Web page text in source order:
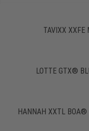
TAVIXX XXFE
LOTTE GTX®
HANNAH XXTL BOA®